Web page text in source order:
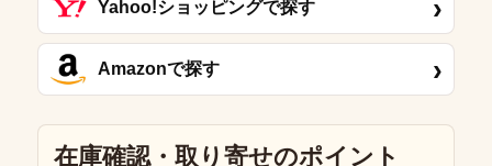
Yahoo!ショッピングで探す ›
Amazonで探す ›
在庫確認・取り寄せのポイント